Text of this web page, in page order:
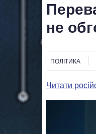
не
ПОЛІТИКА
Читати